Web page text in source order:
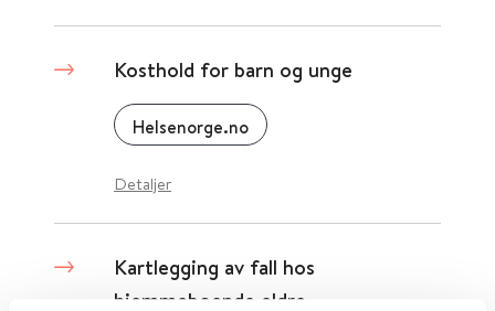
Kosthold for barn og unge
Helsenorge.no
Detaljer
Kartlegging av fall hos
hjemmeboende eldre